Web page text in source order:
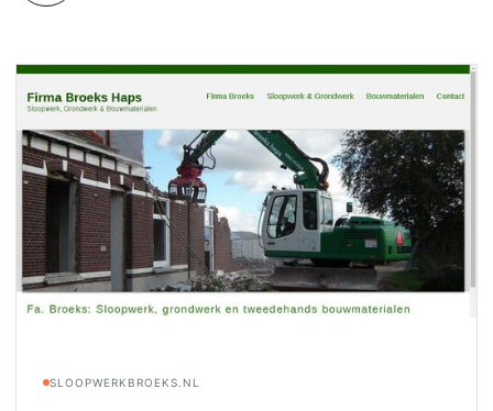
SLOOPWERKBROEKS.NL